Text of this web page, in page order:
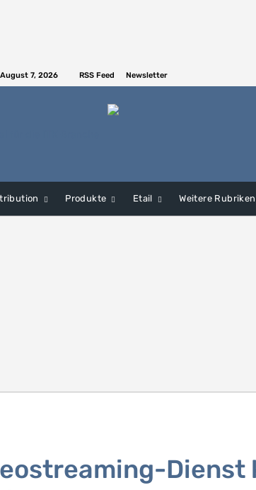
7, 2026 RSS Feed Newsletter
Produkte Etail Weitere Rubriken
Dienst